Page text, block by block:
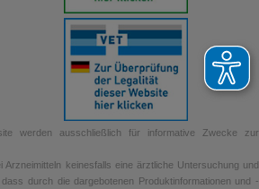
werden ausschließlich für informative Zwecke zur
Arzneimitteln keinesfalls eine ärztliche Untersuchung und
durch die dargebotenen Produktinformationen und -